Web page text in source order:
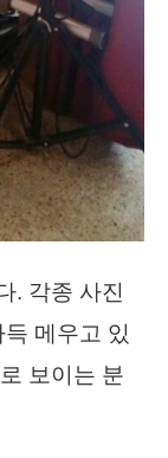
. 각종 사진
메우고 있
보이는 분